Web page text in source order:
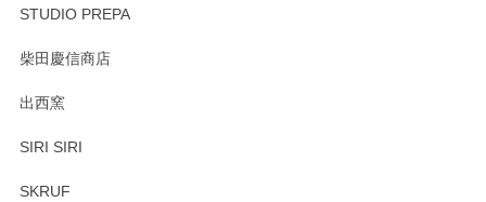
STUDIO PREPA
柴田慶信商店
出西窯
SIRI SIRI
SKRUF